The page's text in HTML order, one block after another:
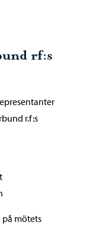
rf:s
r.f:s
mötets